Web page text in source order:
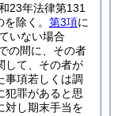
23年法律第131
除く。 第3項に
いない場合
の間に、その者
して、その者が
事項若しくは調
犯罪があると思
対し期末手当を